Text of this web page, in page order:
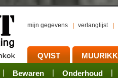
mijn gegevens verlanglijst
QVIST
en ander gietijzer
Rookovens
Bewaren Onderhoud
sets Pots, Pans, Kettles